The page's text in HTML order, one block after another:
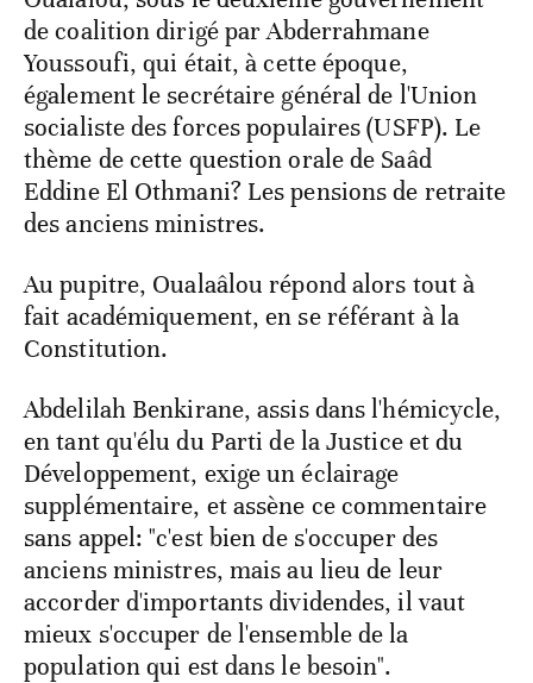
de coalition dirigé par Abderrahmane
Youssoufi, qui était, à cette époque,
également le secrétaire général de l'Union
socialiste des forces populaires (USFP). Le
thème de cette question orale de Saâd
Eddine El Othmani? Les pensions de retraite
des anciens ministres.
Au pupitre, Oualaâlou répond alors tout à
fait académiquement, en se référant à la
Constitution.
Abdelilah Benkirane, assis dans l'hémicycle,
en tant qu'élu du Parti de la Justice et du
Développement, exige un éclairage
supplémentaire, et assène ce commentaire
sans appel: "c'est bien de s'occuper des
anciens ministres, mais au lieu de leur
accorder d'importants dividendes, il vaut
mieux s'occuper de l'ensemble de la
population qui est dans le besoin".